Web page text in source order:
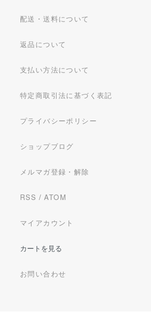
配送・送料について
返品について
支払い方法について
特定商取引法に基づく表記
プライバシーポリシー
ショップブログ
メルマガ登録・解除
RSS /ATOM
マイアカウント
カートを見る
お問い合わせ